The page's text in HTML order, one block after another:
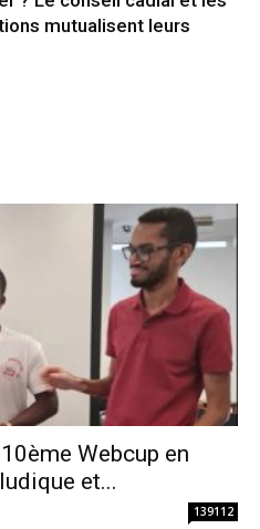
mutualisent leurs
Webcup en
et...
139112